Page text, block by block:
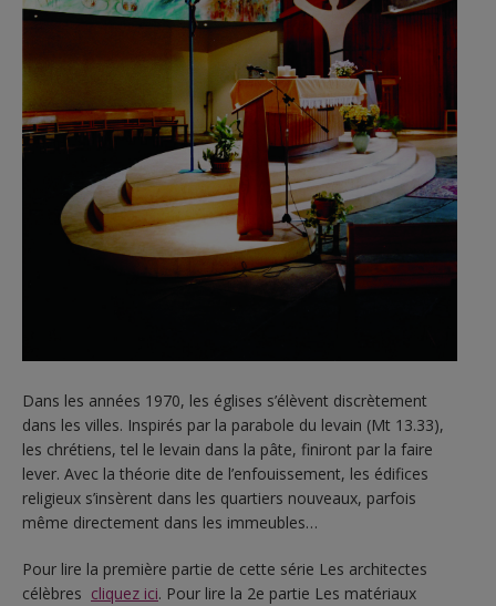
Dans les années 1970, les églises s’élèvent discrètement
dans les villes. Inspirés par la parabole du levain (Mt 13.33),
les chrétiens, tel le levain dans la pâte, finiront par la faire
lever. Avec la théorie dite de l’enfouissement, les édifices
religieux s’insèrent dans les quartiers nouveaux, parfois
même directement dans les immeubles…
Pour lire la première partie de cette série Les architectes
célèbres cliquez ici. Pour lire la 2e partie Les matériaux